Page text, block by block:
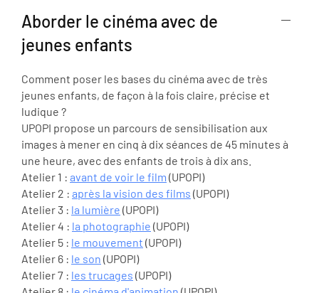
Aborder le cinéma avec de
jeunes enfants
Comment poser les bases du cinéma avec de très
jeunes enfants, de façon à la fois claire, précise et
ludique ?
UPOPI propose un parcours de sensibilisation aux
images à mener en cinq à dix séances de 45 minutes à
une heure, avec des enfants de trois à dix ans.
Atelier 1 : avant de voir le film (UPOPI)
Atelier 2 : après la vision des films (UPOPI)
Atelier 3 : la lumière (UPOPI)
Atelier 4 : la photographie (UPOPI)
Atelier 5 : le mouvement (UPOPI)
Atelier 6 : le son (UPOPI)
Atelier 7 : les trucages (UPOPI)